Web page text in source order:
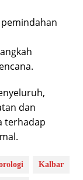
dan
terhadap
Kalbar